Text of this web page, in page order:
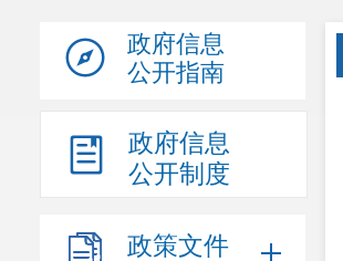
政府信息
公开指南
政府信息
公开制度
政策文件